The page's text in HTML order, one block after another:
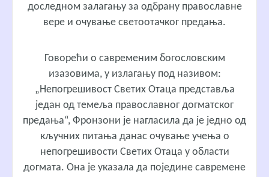
доследном залагању за одбрану православне
вере и очување светоотачког предања.
Говорећи о савременим богословским
изазовима, у излагању под називом:
„Непогрешивост Светих Отаца представља
један од темеља православног догматског
предања“, Фронзони је нагласила да је једно од
кључних питања данас очување учења о
непогрешивости Светих Отаца у области
догмата. Она је указала да поједине савремене